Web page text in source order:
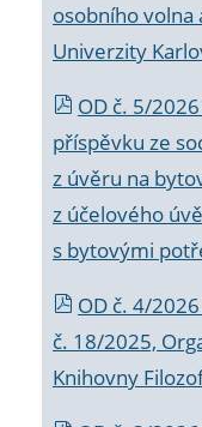
osobního volna
Univerzity
OD č. 5/
příspěvku ze
z úvěru na
z účelového
s bytovými
OD č. 4/
č. 18/2025,
Knihovny